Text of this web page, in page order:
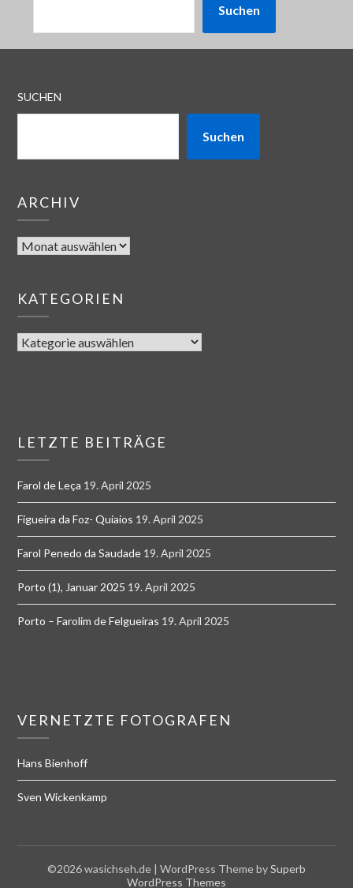
Suchen
SUCHEN
Suchen
ARCHIV
KATEGORIEN
LETZTE BEITRÄGE
Farol de Leça 19. April 2025
Figueira da Foz- Quiaios 19. April 2025
Farol Penedo da Saudade 19. April 2025
Porto (1), Januar 2025 19. April 2025
Porto – Farolim de Felgueiras 19. April 2025
VERNETZTE FOTOGRAFEN
Hans Bienhoff
Sven Wickenkamp
©2026 wasichseh.de | WordPress Theme bySuperb
WordPress Themes